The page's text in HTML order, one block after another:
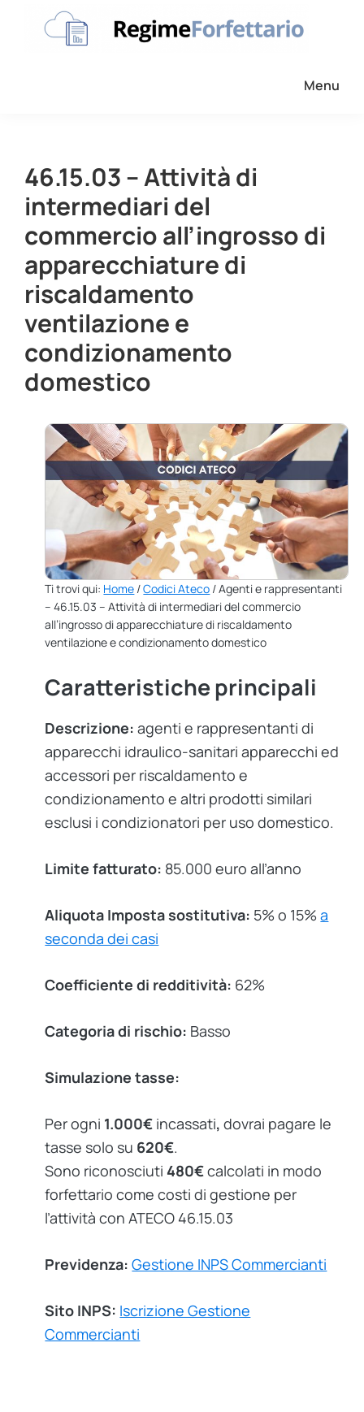
partita
Iva
forfettaria
Menu
46.15.03 – Attività di
intermediari del
commercio all’ingrosso di
apparecchiature di
riscaldamento
ventilazione e
condizionamento
domestico
Ti trovi qui: Home /Codici Ateco / Agenti e rappresentanti
– 46.15.03 – Attività di intermediari del commercio
all’ingrosso di apparecchiature di riscaldamento
ventilazione e condizionamento domestico
Caratteristiche principali
Descrizione: agenti e rappresentanti di
apparecchi idraulico-sanitari apparecchi ed
accessori per riscaldamento e
condizionamento e altri prodotti similari
esclusi i condizionatori per uso domestico.
Limite fatturato: 85.000 euro all’anno
Aliquota Imposta sostitutiva: 5% o 15%a
seconda dei casi
Coefficiente di redditività: 62%
Categoria di rischio: Basso
Simulazione tasse:
Per ogni 1.000€ incassati, dovrai pagare le
tasse solo su 620€.
Sono riconosciuti 480€calcolati in modo
forfettario come costi di gestione per
l’attività con ATECO 46.15.03
Previdenza: Gestione INPS Commercianti
Sito INPS: Iscrizione Gestione
Commercianti